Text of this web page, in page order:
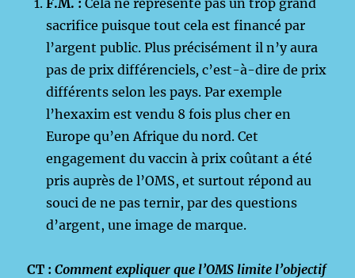
F.M. : Cela ne représente pas un trop grand
sacrifice puisque tout cela est financé par
l’argent public. Plus précisément il n’y aura
pas de prix différenciels, c’est-à-dire de prix
différents selon les pays. Par exemple
l’hexaxim est vendu 8 fois plus cher en
Europe qu’en Afrique du nord. Cet
engagement du vaccin à prix coûtant a été
pris auprès de l’OMS, et surtout répond au
souci de ne pas ternir, par des questions
d’argent, une image de marque.
CT :Comment expliquer que l’OMS limite l’objectif